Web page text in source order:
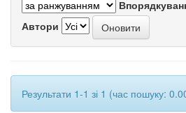
Автори
Результати 1-1 зі 1 (час пошуку: